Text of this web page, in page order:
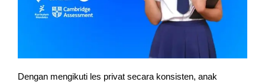
Dengan mengikuti les privat secara konsisten, anak